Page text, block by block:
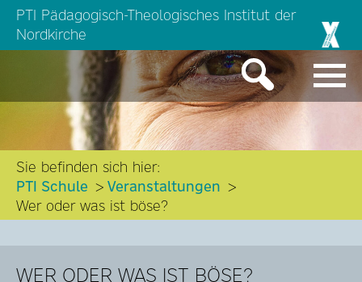
PTI Pädagogisch-Theologisches Institut der
Nordkirche
Sie befinden sich hier:
PTI Schule
Veranstaltungen
Wer oder was ist böse?
WER ODER WAS IST BÖSE?